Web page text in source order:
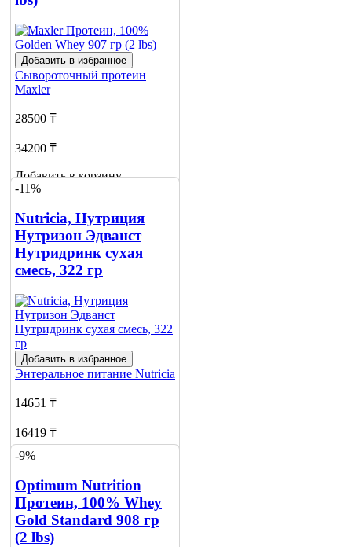
Добавить в избранное
Сывороточный протеин
Maxler
28500 ₸
34200 ₸
Добавить в корзину
14
-11%
Nutricia, Нутриция
Нутризон Эдванст
Нутридринк сухая
смесь, 322 гр
Добавить в избранное
Энтеральное питание Nutricia
14651 ₸
16419 ₸
Добавить в корзину
-9%
Optimum Nutrition
Протеин, 100% Whey
Gold Standard 908 гр
(2 lbs)